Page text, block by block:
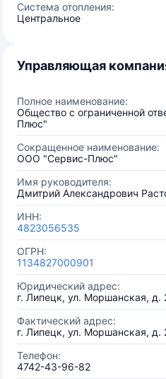
Система отопления:
Центральное
Управляющая
Полное наименование:
Общество с ограниченной
Плюс"
Сокращенное наименование:
ООО "Сервис-Плюс"
Имя руководителя:
Дмитрий Александрович
ИНН:
4823056535
ОГРН:
1134827000901
Юридический адрес:
г. Липецк, ул. Моршанская, д.
Фактический адрес:
г. Липецк, ул. Моршанская, д.
Телефон:
4742-43-96-82